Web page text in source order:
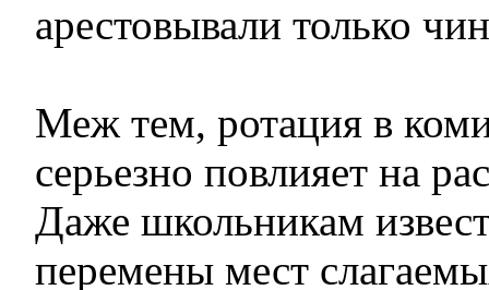
арестовывали только
Меж тем, ротация в
серьезно повлияет на
Даже школьникам
перемены мест